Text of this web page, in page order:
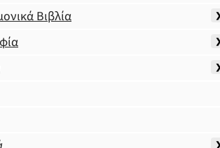
Βιβλία